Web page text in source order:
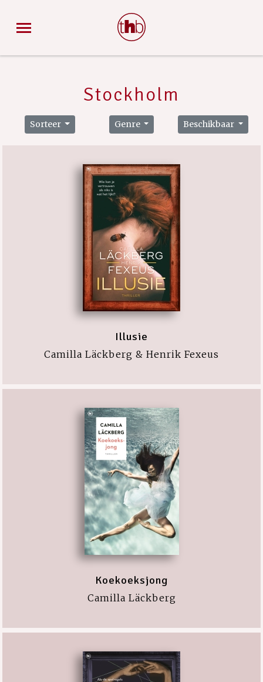
Stockholm
Sorteer Genre Beschikbaar
Illusie
Camilla Läckberg & Henrik Fexeus
Koekoeksjong
Camilla Läckberg